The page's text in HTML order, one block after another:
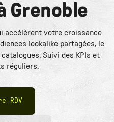
Grenoble
accélèrent votre croissance
lookalike partagées, le
Suivi des KPIs et
réguliers.
RDV